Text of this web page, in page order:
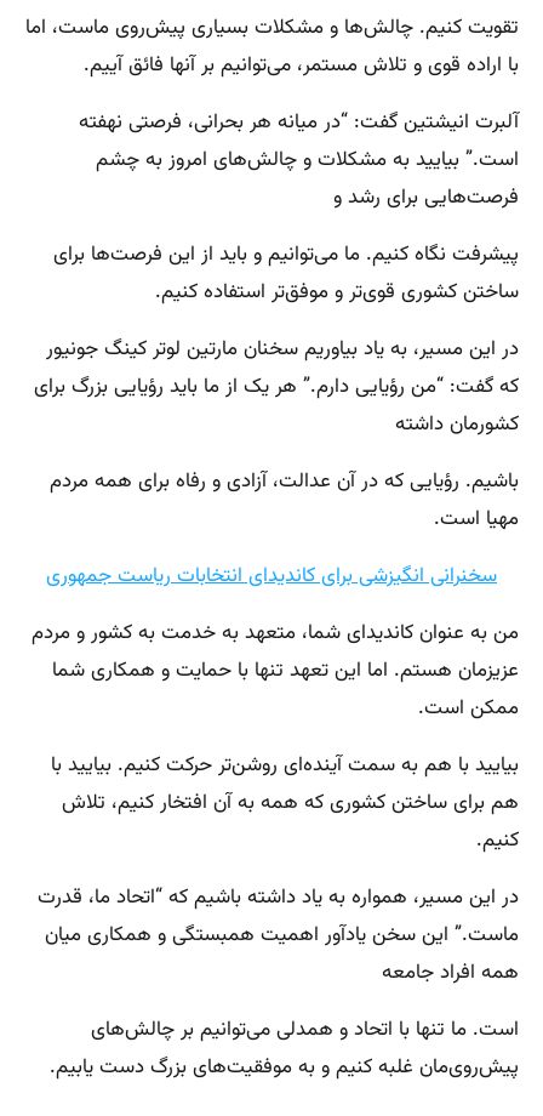
تقویت کنیم. چالش‌ها و مشکلات بسیاری پیش‌روی ماست، اما
با اراده قوی و تلاش مستمر، می‌توانیم بر آنها فائق آییم.
آلبرت انیشتین گفت: “در میانه هر بحرانی، فرصتی نهفته
است.” بیایید به مشکلات و چالش‌های امروز به چشم
فرصت‌هایی برای رشد و
پیشرفت نگاه کنیم. ما می‌توانیم و باید از این فرصت‌ها برای
ساختن کشوری قوی‌تر و موفق‌تر استفاده کنیم.
در این مسیر، به یاد بیاوریم سخنان مارتین لوتر کینگ جونیور
که گفت: “من رؤیایی دارم.” هر یک از ما باید رؤیایی بزرگ برای
کشورمان داشته
باشیم. رؤیایی که در آن عدالت، آزادی و رفاه برای همه مردم
مهیا است.
سخنرانی انگیزشی برای کاندیدای انتخابات ریاست جمهوری
من به عنوان کاندیدای شما، متعهد به خدمت به کشور و مردم
عزیزمان هستم. اما این تعهد تنها با حمایت و همکاری شما
ممکن است.
بیایید با هم به سمت آینده‌ای روشن‌تر حرکت کنیم. بیایید با
هم برای ساختن کشوری که همه به آن افتخار کنیم، تلاش
کنیم.
در این مسیر، همواره به یاد داشته باشیم که “اتحاد ما، قدرت
ماست.” این سخن یادآور اهمیت همبستگی و همکاری میان
همه افراد جامعه
است. ما تنها با اتحاد و همدلی می‌توانیم بر چالش‌های
پیش‌روی‌مان غلبه کنیم و به موفقیت‌های بزرگ دست یابیم.